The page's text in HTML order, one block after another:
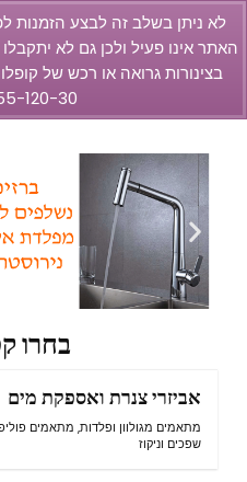
בחרו
אביזרי צנרת ואספקת מים
מתאמים מגולוון ופלדות, מתאמים
שפכים וניקוז
לא ניתן בשלב זה לבצע הזמנות
האתר אינו פעיל ולכן גם לא
בצינורות גרואה או רכש של
120-30